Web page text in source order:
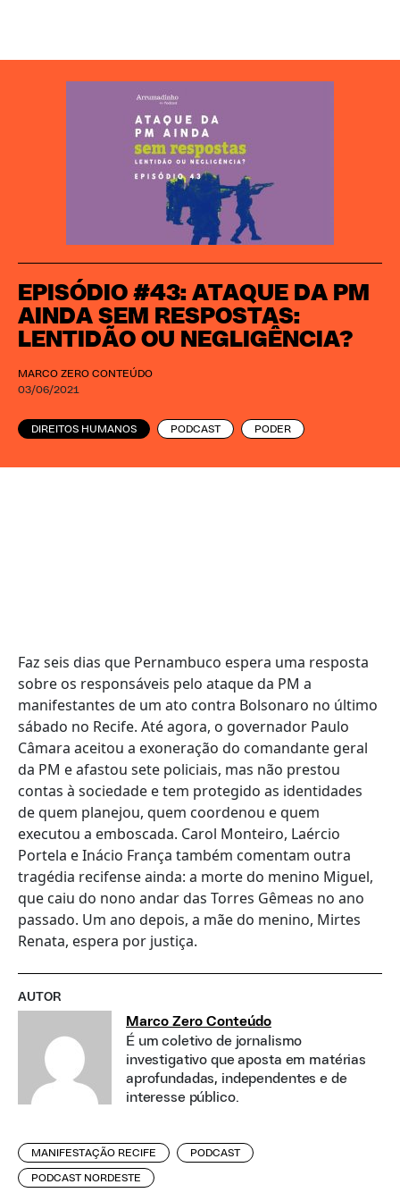
EPISÓDIO #43: ATAQUE DA PM
AINDA SEM RESPOSTAS:
LENTIDÃO OU NEGLIGÊNCIA?
MARCO ZERO CONTEÚDO
03/06/2021
DIREITOS HUMANOS PODCAST PODER
Faz seis dias que Pernambuco espera uma resposta
sobre os responsáveis pelo ataque da PM a
manifestantes de um ato contra Bolsonaro no último
sábado no Recife. Até agora, o governador Paulo
Câmara aceitou a exoneração do comandante geral
da PM e afastou sete policiais, mas não prestou
contas à sociedade e tem protegido as identidades
de quem planejou, quem coordenou e quem
executou a emboscada. Carol Monteiro, Laércio
Portela e Inácio França também comentam outra
tragédia recifense ainda: a morte do menino Miguel,
que caiu do nono andar das Torres Gêmeas no ano
passado. Um ano depois, a mãe do menino, Mirtes
Renata, espera por justiça.
AUTOR
Marco Zero Conteúdo
É um coletivo de jornalismo
investigativo que aposta em matérias
aprofundadas, independentes e de
interesse público.
MANIFESTAÇÃO RECIFE PODCAST
PODCAST NORDESTE